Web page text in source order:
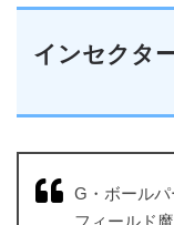
インセクタ
G・ボールパ
フィールド